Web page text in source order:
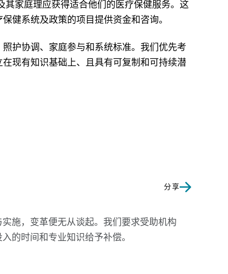
其家庭理应获得适合他们的医疗保健服务。这
健系统及政策的项目提供资金和咨询。
护协调、家庭参与和系统标准。我们优先考
现有知识基础上、且具有可复制和可持续潜
分享
施，变革便无从谈起。我们要求受助机构
的时间和专业知识给予补偿。